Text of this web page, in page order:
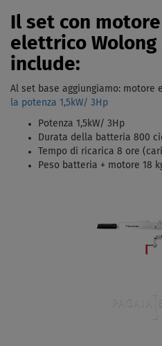
Il set con motore
elettrico Wolong
include:
Al set base aggiungiamo: motore
la potenza 1,5kW/ 3Hp
Potenza 1,5kW/ 3Hp
Durata della batteria 800
Tempo di ricarica 8 ore
Peso batteria + motore 18